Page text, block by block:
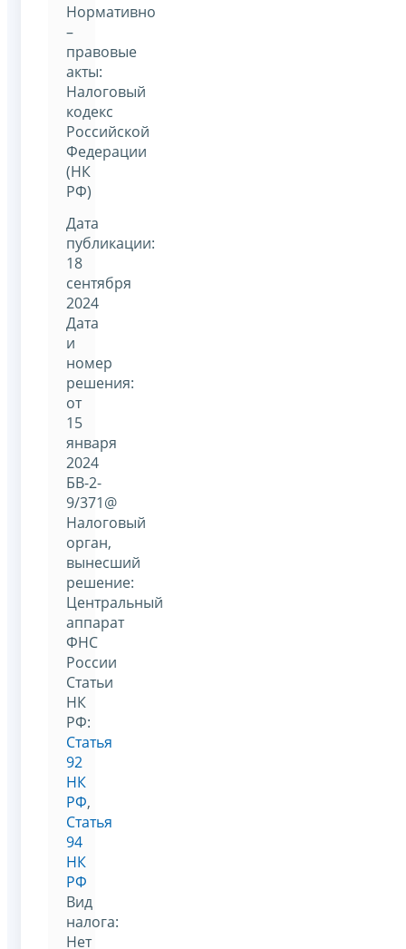
Нормативно
–
правовые
акты:
Налоговый
кодекс
Российской
Федерации
(НК
РФ)
Дата
публикации:
18
сентября
2024
Дата
и
номер
решения:
от
15
января
2024
БВ-2-
9/371@
Налоговый
орган,
вынесший
решение:
Центральный
аппарат
ФНС
России
Статьи
НК
РФ:
Статья
92
НК
РФ,
Статья
94
НК
РФ
Вид
налога:
Нет